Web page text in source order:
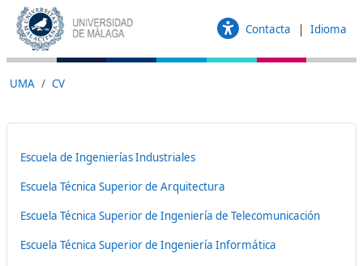
Saltar al contenido principal
Contacta
Idioma
UMA CV
Escuela de Ingenierías Industriales
Escuela Técnica Superior de Arquitectura
Escuela Técnica Superior de Ingeniería de Telecomunicación
Escuela Técnica Superior de Ingeniería Informática